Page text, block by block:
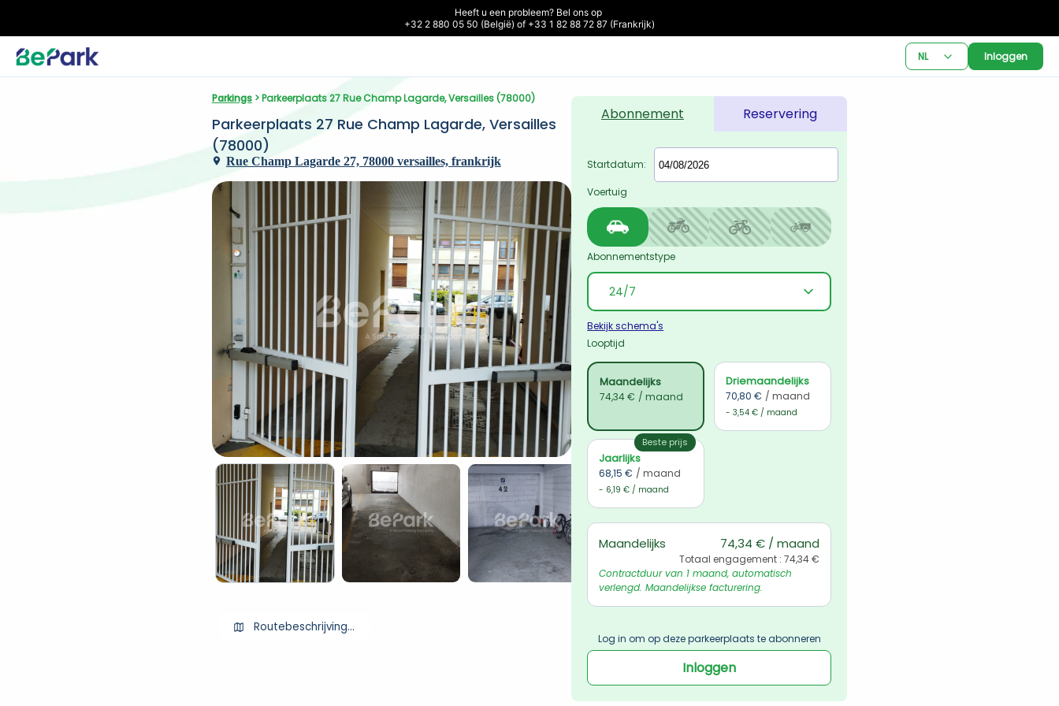
Heeft u een probleem? Bel ons op
+32 2 880 05 50 (België) of +33 1 82 88 72 87 (Frankrijk)
NL Inloggen
Parkings > Parkeerplaats 27 Rue Champ Lagarde, Versailles (78000)
Parkeerplaats 27 Rue Champ Lagarde, Versailles
(78000)
Rue Champ Lagarde 27, 78000 versailles, frankrijk
Routebeschrijving ophalen
Abonnement Reservering
Startdatum:
Voertuig
Abonnementstype
Bekijk schema's
Looptijd
Maandelijks
74,34 € / maand
Driemaandelijks
70,80 € / maand
- 3,54 € / maand
Beste prijs
Jaarlijks
68,15 € / maand
- 6,19 € / maand
Maandelijks 74,34 € / maand
Totaal engagement : 74,34 €
Contractduur van 1 maand, automatisch
verlengd. Maandelijkse facturering.
Log in om op deze parkeerplaats te abonneren
Inloggen